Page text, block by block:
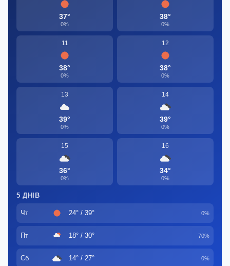
37°
0%
38°
0%
11
38°
0%
12
38°
0%
13
39°
0%
14
39°
0%
15
36°
0%
16
34°
0%
5 ДНІВ
Чт 24° / 39° 0%
Пт 18° / 30° 70%
Сб 14° / 27° 0%